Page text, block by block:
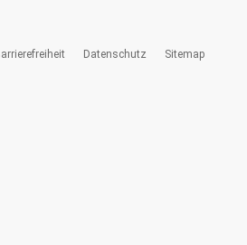
Datenschutz Sitemap